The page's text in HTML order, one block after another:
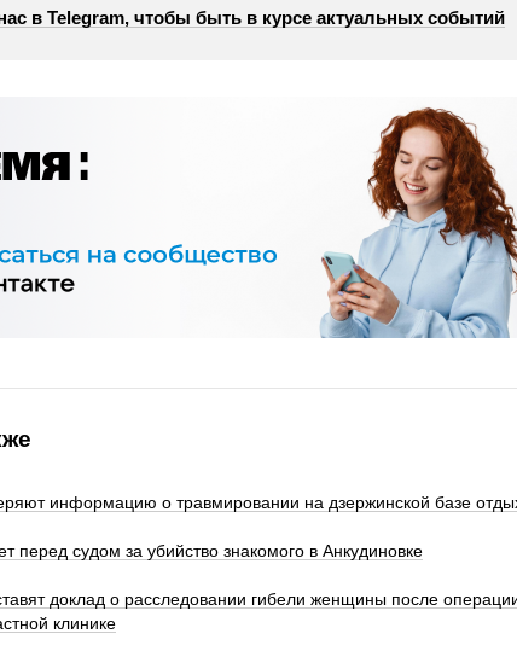
в Telegram, чтобы быть в курсе актуальных событий
информацию о травмировании на дзержинской базе
перед судом за убийство знакомого в Анкудиновке
доклад о расследовании гибели женщины после
клинике